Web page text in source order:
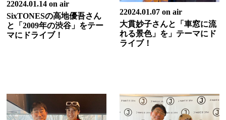
22024.01.14 on air
SixTONESの高地優吾さん
と「2009年の渋谷」をテー
マにドライブ！
22024.01.07 on air
大貫妙子さんと「車窓に流
れる景色」を」テーマにド
ライブ！